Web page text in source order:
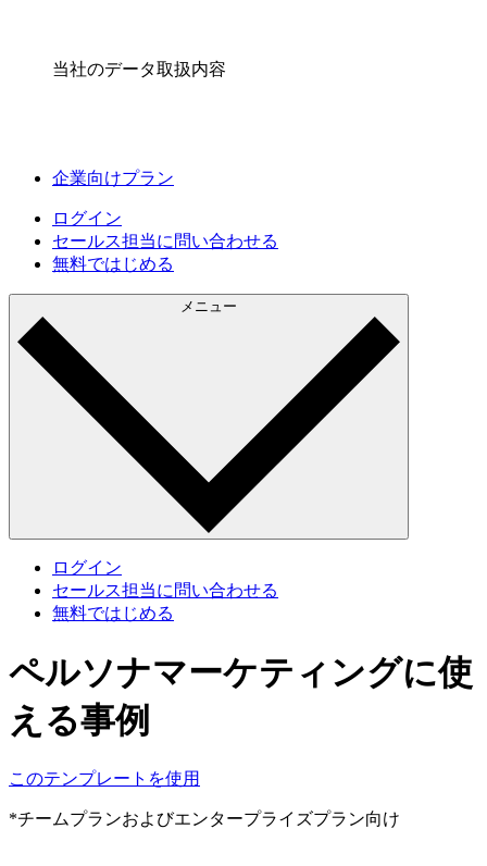
当社のデータ取扱内容
企業向けプラン
ログイン
セールス担当に問い合わせる
無料ではじめる
メニュー
ログイン
セールス担当に問い合わせる
無料ではじめる
ペルソナマーケティングに使
える事例
このテンプレートを使用
*チームプランおよびエンタープライズプラン向け